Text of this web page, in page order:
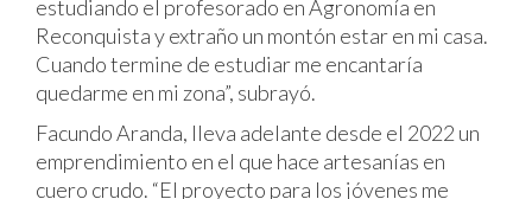
estudiando el profesorado en Agronomía en
Reconquista y extraño un montón estar en mi casa.
Cuando termine de estudiar me encantaría
quedarme en mi zona”, subrayó.
Facundo Aranda, lleva adelante desde el 2022 un
emprendimiento en el que hace artesanías en
cuero crudo. “El proyecto para los jóvenes me